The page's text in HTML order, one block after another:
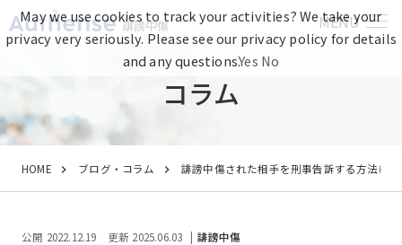
MENU
誹謗中傷
コラム
HOME ブログ・コラム 誹謗中傷された相手を刑事告訴する方法は
公開 2022.12.19 更新 2025.06.03 誹謗中傷
May we use cookies to track your activities? We take your
privacy very seriously. Please see our privacy policy for details
and any questions.Yes No